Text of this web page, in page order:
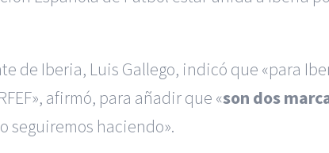
de Iberia, Luis Gallego, indicó que «para
afirmó, para añadir que «son dos
seguiremos haciendo».